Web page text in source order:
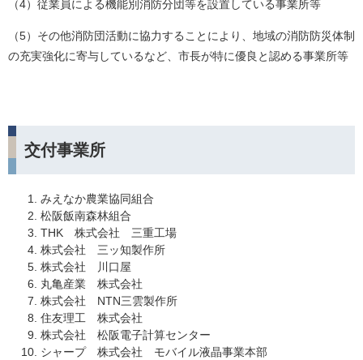
（4）従業員による機能別消防分団等を設置している事業所等
（5）その他消防団活動に協力することにより、地域の消防防災体制
の充実強化に寄与しているなど、市長が特に優良と認める事業所等
交付事業所
みえなか農業協同組合
松阪飯南森林組合
THK 株式会社 三重工場
株式会社 三ッ知製作所
株式会社 川口屋
丸亀産業 株式会社
株式会社 NTN三雲製作所
住友理工 株式会社
株式会社 松阪電子計算センター
シャープ 株式会社 モバイル液晶事業本部